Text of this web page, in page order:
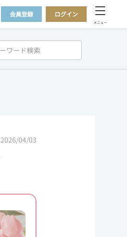
会員登録 ログイン
メニュー
2026/04/03